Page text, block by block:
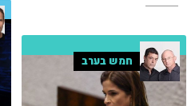
חמש בערב